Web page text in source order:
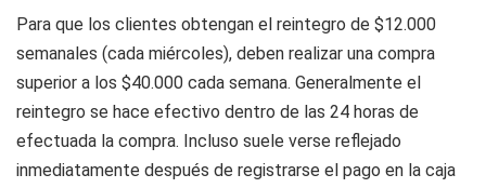
Para que los clientes obtengan el reintegro de $12.000
semanales (cada miércoles), deben realizar una compra
superior a los $40.000 cada semana. Generalmente el
reintegro se hace efectivo dentro de las 24 horas de
efectuada la compra. Incluso suele verse reflejado
inmediatamente después de registrarse el pago en la caja